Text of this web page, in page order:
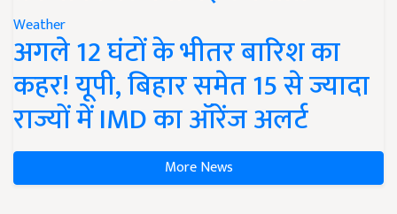
Weather
अगले 12 घंटों के भीतर बारिश का
कहर! यूपी, बिहार समेत 15 से ज्यादा
राज्यों में IMD का ऑरेंज अलर्ट
More News